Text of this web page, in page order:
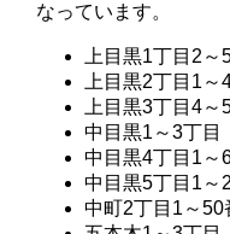
なっています。
上目黒1丁目2～
上目黒2丁目1～
上目黒3丁目4～
中目黒1～3丁目
中目黒4丁目1～
中目黒5丁目1～
中町2丁目1～50